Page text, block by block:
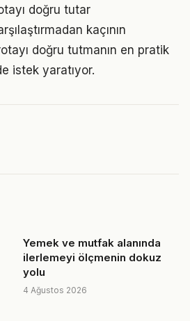
doğru tutar
kaçının
doğru tutmanın en pratik
istek yaratıyor.
Yemek ve mutfak alanında
ilerlemeyi ölçmenin dokuz
yolu
4 Ağustos 2026